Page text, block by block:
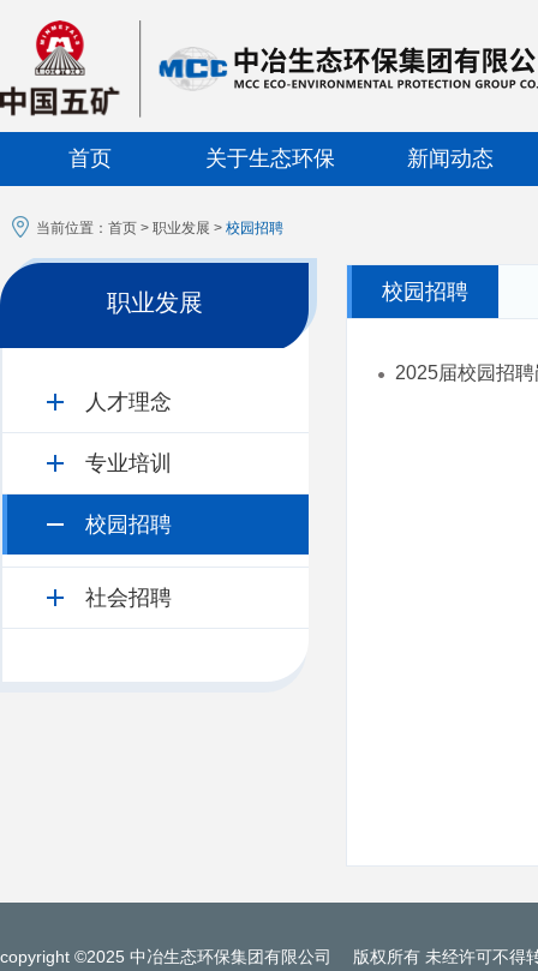
首页 关于生态环保 新闻动态
当前位置： 首页 > 职业发展 > 校园招聘
职业发展
人才理念
专业培训
校园招聘
社会招聘
校园招聘
2025届校园招
copyright ©2025 中冶生态环保集团有限公司
版权所有 未经许可不得